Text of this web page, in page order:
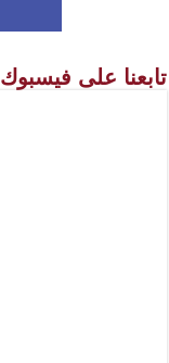
تابعنا على فيسبوك